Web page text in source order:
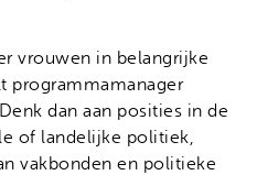
vrouwen in belangrijke
programmamanager
dan aan posities in de
of landelijke politiek,
vakbonden en politieke